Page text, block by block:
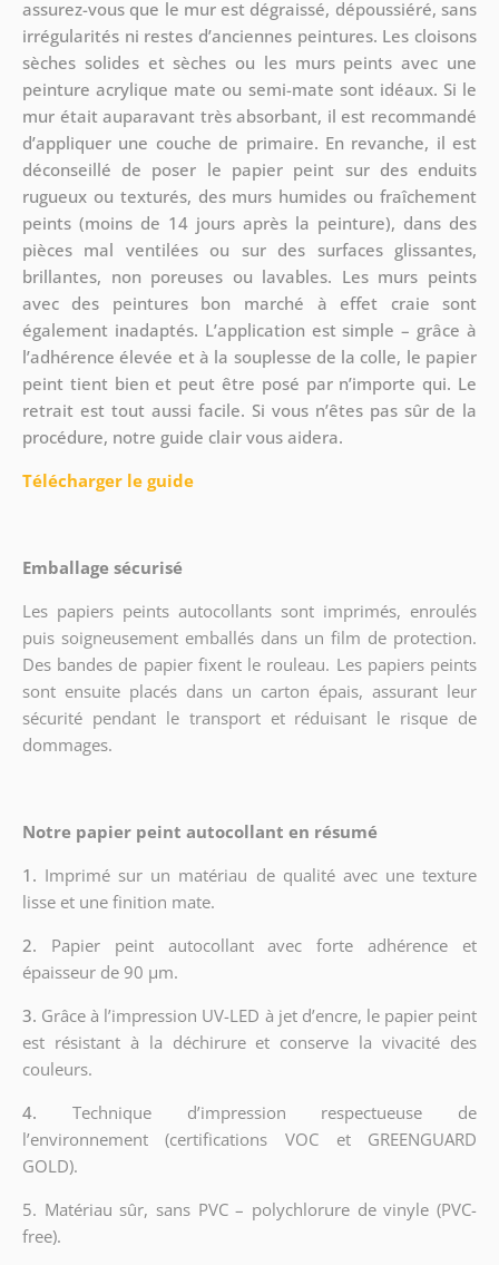
assurez-vous que le mur est dégraissé, dépoussiéré, sans
irrégularités ni restes d’anciennes peintures. Les cloisons
sèches solides et sèches ou les murs peints avec une
peinture acrylique mate ou semi-mate sont idéaux. Si le
mur était auparavant très absorbant, il est recommandé
d’appliquer une couche de primaire. En revanche, il est
déconseillé de poser le papier peint sur des enduits
rugueux ou texturés, des murs humides ou fraîchement
peints (moins de 14 jours après la peinture), dans des
pièces mal ventilées ou sur des surfaces glissantes,
brillantes, non poreuses ou lavables. Les murs peints
avec des peintures bon marché à effet craie sont
également inadaptés. L’application est simple – grâce à
l’adhérence élevée et à la souplesse de la colle, le papier
peint tient bien et peut être posé par n’importe qui. Le
retrait est tout aussi facile. Si vous n’êtes pas sûr de la
procédure, notre guide clair vous aidera.
Télécharger le guide
Emballage sécurisé
Les papiers peints autocollants sont imprimés, enroulés
puis soigneusement emballés dans un film de protection.
Des bandes de papier fixent le rouleau. Les papiers peints
sont ensuite placés dans un carton épais, assurant leur
sécurité pendant le transport et réduisant le risque de
dommages.
Notre papier peint autocollant en résumé
1. Imprimé sur un matériau de qualité avec une texture
lisse et une finition mate.
2. Papier peint autocollant avec forte adhérence et
épaisseur de 90 µm.
3. Grâce à l’impression UV-LED à jet d’encre, le papier peint
est résistant à la déchirure et conserve la vivacité des
couleurs.
4. Technique d’impression respectueuse de
l’environnement (certifications VOC et GREENGUARD
GOLD).
5. Matériau sûr, sans PVC – polychlorure de vinyle (PVC-
free).